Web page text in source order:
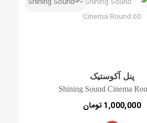
پنل آکوستیک
Shining Sound Cinema
1,000,000 تومان